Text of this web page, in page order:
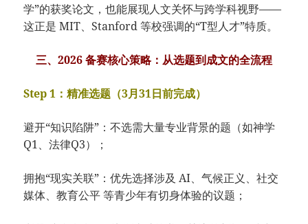
学”的获奖论文，也能展现人文关怀与跨学科视野——
这正是 MIT、Stanford 等校强调的“T型人才”特质。
三、2026 备赛核心策略：从选题到成文的全流程
Step 1：精准选题（3月31日前完成）
避开“知识陷阱”：不选需大量专业背景的题（如神学
Q1、法律Q3）；
拥抱“现实关联”：优先选择涉及 AI、气候正义、社交
媒体、教育公平 等青少年有切身体验的议题；